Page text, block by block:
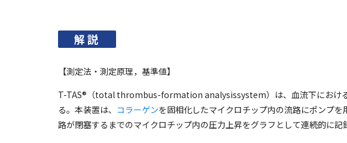
解説
【測定法・測定原理，基準値】
T-TAS® （total thrombus-formation analysissystem）は、血流下におけ
る。本装置は、 コラーゲンを固相化したマイクロチップ内の流路にポンプ
路が閉塞するまでのマイクロチップ内の圧力上昇をグラフとして連続的に記